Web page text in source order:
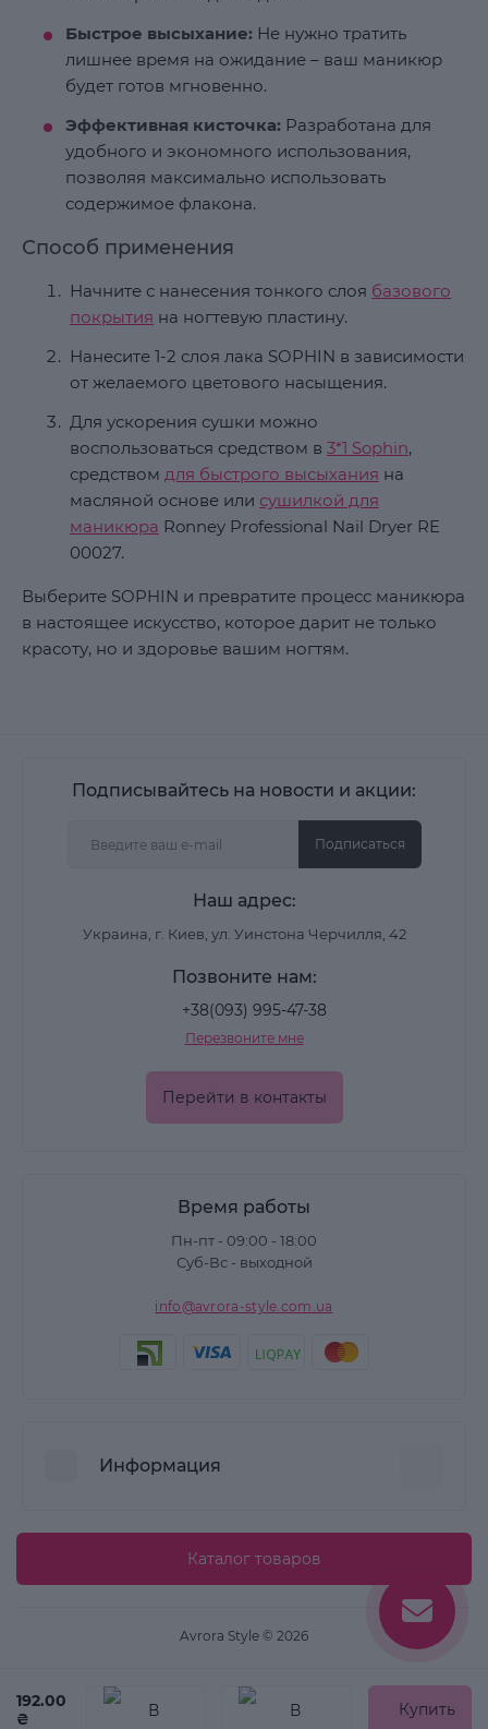
192.00
₴
Купить
Быстрое высыхание: Не нужно тратить
лишнее время на ожидание – ваш маникюр
будет готов мгновенно.
Эффективная кисточка: Разработана для
удобного и экономного использования,
позволяя максимально использовать
содержимое флакона.
Способ применения
Начните с нанесения тонкого слоя базового
покрытия на ногтевую пластину.
Нанесите 1-2 слоя лака SOPHIN в зависимости
от желаемого цветового насыщения.
Для ускорения сушки можно
воспользоваться средством в 3*1 Sophin,
средством для быстрого высыхания на
масляной основе или сушилкой для
маникюра Ronney Professional Nail Dryer RE
00027.
Выберите SOPHIN и превратите процесс маникюра
в настоящее искусство, которое дарит не только
красоту, но и здоровье вашим ногтям.
Подписывайтесь на новости и акции:
Подписаться
Наш адрес:
Украина, г. Киев, ул. Уинстона Черчилля, 42
Позвоните нам:
+38(093) 995-47-38
Перезвоните мне
Перейти в контакты
Время работы
Пн-пт - 09:00 - 18:00
Суб-Вс - выходной
info@avrora-style.com.ua
Информация
Пользовательское соглашение
Карта сайта
Производители
Каталог товаров
Avrora Style © 2026